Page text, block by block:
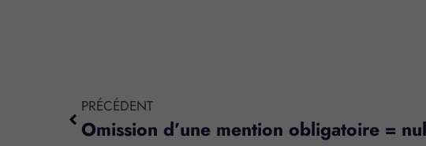
PRÉCÉDENT